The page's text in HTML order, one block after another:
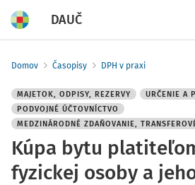
DAUČ
Domov Časopisy DPH v praxi
MAJETOK, ODPISY, REZERVY
URČENIE A
PODVOJNÉ ÚČTOVNÍCTVO
MEDZINÁRODNÉ ZDAŇOVANIE,
Kúpa bytu
fyzickej osoby a